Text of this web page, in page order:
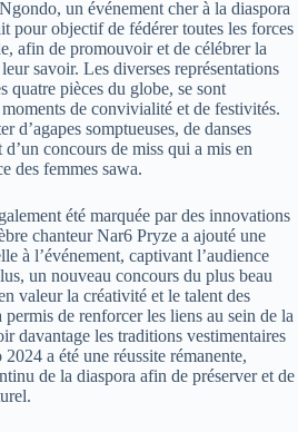
Ngondo, un événementcherà la diaspora
pourobjectifde fédérertoutes les forces
afin de promouvoiretde célébrerla
leursavoir. Les diverses représentations
quatre pièces du globe, se sont
moments de convivialité etde festivités.
d’agapes somptueuses, de danses
d’un concours de miss qui a mis en
des femmes sawa.
été marquée pardes innovations
chanteurNar6 Pryze a ajouté une
à l’événement, captivantl’audience
un nouveau concours du plus beau
valeurla créativité etle talentdes
permis de renforcerles liens au sein de la
davantage les traditions vestimentaires
2024 a été une réussite rémanente,
de la diaspora afin de préserveretde